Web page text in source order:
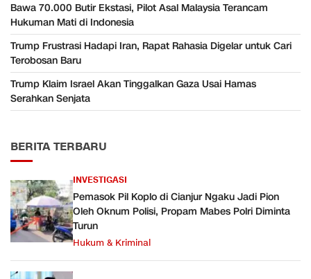
Bawa 70.000 Butir Ekstasi, Pilot Asal Malaysia Terancam
Hukuman Mati di Indonesia
Trump Frustrasi Hadapi Iran, Rapat Rahasia Digelar untuk Cari
Terobosan Baru
Trump Klaim Israel Akan Tinggalkan Gaza Usai Hamas
Serahkan Senjata
BERITA TERBARU
INVESTIGASI
Pemasok Pil Koplo di Cianjur Ngaku Jadi Pion
Oleh Oknum Polisi, Propam Mabes Polri Diminta
Turun
Hukum & Kriminal